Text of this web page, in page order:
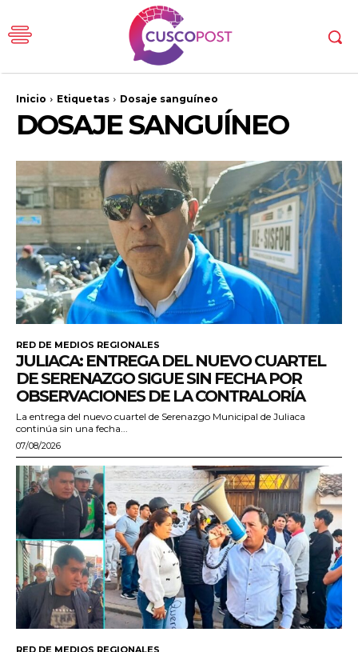
Inicio Etiquetas Dosaje sanguíneo
DOSAJE SANGUÍNEO
RED DE MEDIOS REGIONALES
JULIACA: ENTREGA DEL NUEVO CUARTEL
DE SERENAZGO SIGUE SIN FECHA POR
OBSERVACIONES DE LA CONTRALORÍA
La entrega del nuevo cuartel de Serenazgo Municipal de Juliaca
continúa sin una fecha...
07/08/2026